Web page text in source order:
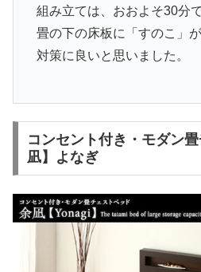
組み立ては、おおよそ30分
畳の下の床板に「すのこ」
対策に良いと思いました。
コンセント付き・モダン
凪】よなぎ